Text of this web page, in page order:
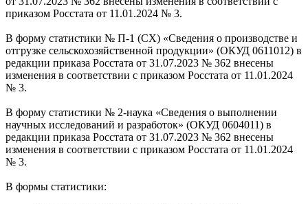
приказом Росстата от 11.01.2024 № 3.
В форму статистики № П-1 (СХ) «Сведения о производстве и
отгрузке сельскохозяйственной продукции» (ОКУД 0611012) в
редакции приказа Росстата от 31.07.2023 № 362 внесены
изменения в соответствии с приказом Росстата от 11.01.2024
№ 3.
В форму статистики № 2-наука «Сведения о выполнении
научных исследований и разработок» (ОКУД 0604011) в
редакции приказа Росстата от 31.07.2023 № 362 внесены
изменения в соответствии с приказом Росстата от 11.01.2024
№ 3.
В формы статистики: